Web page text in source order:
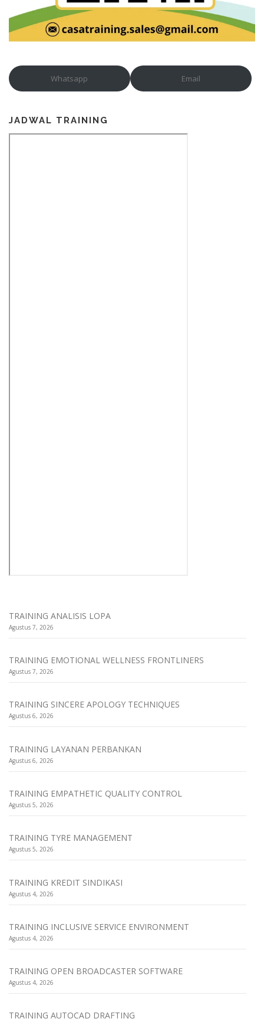
Whatsapp Email
JADWAL TRAINING
TRAINING ANALISIS LOPA
Agustus 7, 2026
TRAINING EMOTIONAL WELLNESS FRONTLINERS
Agustus 7, 2026
TRAINING SINCERE APOLOGY TECHNIQUES
Agustus 6, 2026
TRAINING LAYANAN PERBANKAN
Agustus 6, 2026
TRAINING EMPATHETIC QUALITY CONTROL
Agustus 5, 2026
TRAINING TYRE MANAGEMENT
Agustus 5, 2026
TRAINING KREDIT SINDIKASI
Agustus 4, 2026
TRAINING INCLUSIVE SERVICE ENVIRONMENT
Agustus 4, 2026
TRAINING OPEN BROADCASTER SOFTWARE
Agustus 4, 2026
TRAINING AUTOCAD DRAFTING